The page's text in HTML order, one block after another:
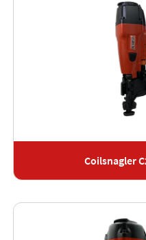
Coilsnagler